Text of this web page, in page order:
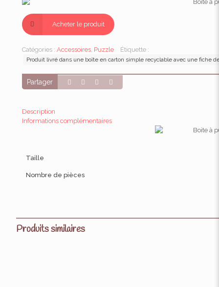
Acheter le produit
Catégories : Accessoires, Puzzle Étiquette :
Produit livré dans une boîte en carton simple recyclable avec une fiche
Partager
Description
Informations complémentaires
Taille
Nombre de pièces
Produits similaires